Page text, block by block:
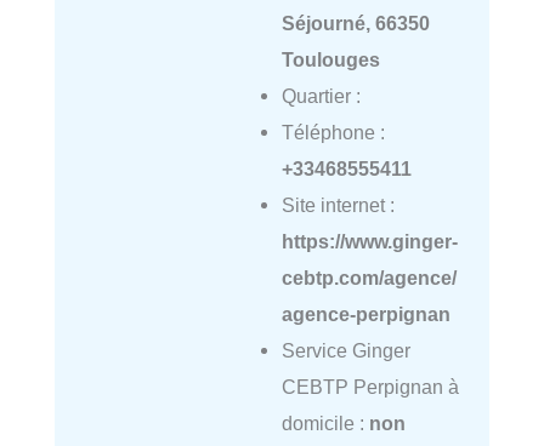
Séjourné, 66350
Toulouges
Quartier :
Téléphone :
+33468555411
Site internet :
https://www.ginger-
cebtp.com/agence/
agence-perpignan
Service Ginger
CEBTP Perpignan à
domicile : non